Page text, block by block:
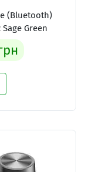
(Bluetooth)
Green